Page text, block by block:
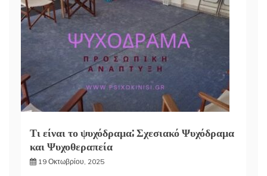
Τι είναι το ψυχόδραμα; Σχεσιακό Ψυχόδραμα
και Ψυχοθεραπεία
19 Οκτωβρίου, 2025